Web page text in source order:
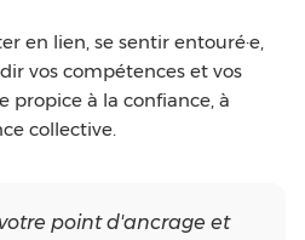
en lien, se sentir entouré·e,
vos compétences et vos
propice à la confiance, à
collective.
point d'ancrage et